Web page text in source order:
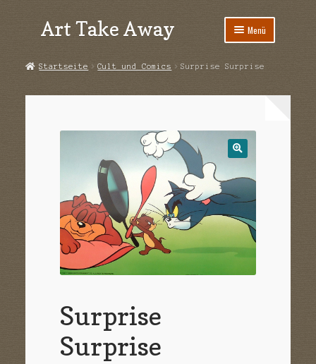
Zur
Navigation
Zum
Inhalt
Art Take Away Menü
AGB
Echtheit von Bewertungen
Kasse
Kontakt
Sample Page
Versandarten
Startseite Cult und Comics Surprise Surprise
Surprise
Surprise